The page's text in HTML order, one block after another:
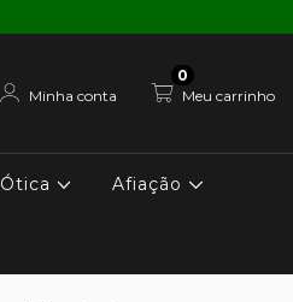
Minha conta Meu carrinho
0
Ótica Afiação